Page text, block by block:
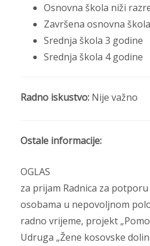
Osnovna škola niži
Završena osnovna škola
Srednja škola 3 godine
Srednja škola 4 godine
Radno iskustvo: Nije važno
Ostale informacije:
OGLAS
za prijam Radnica za
osobama u nepovoljnom
radno vrijeme, projekt
Udruga „Žene kosovske